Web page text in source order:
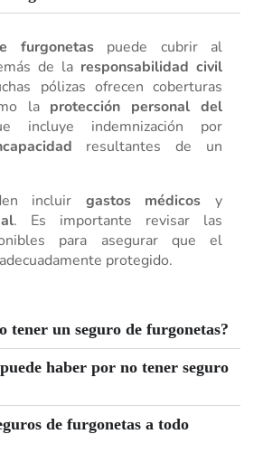
furgonetaspuede cubrir al
de la responsabilidad civil
pólizas ofrecen coberturas
la protección personal del
incluye indemnización por
resultantes de un
incluir gastos médicos y
. Es importante revisar las
para asegurar que el
protegido.
tener un seguro de furgonetas?
haber por no tener seguro
de furgonetas a todo